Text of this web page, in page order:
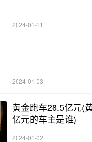
2024-01-11
2024-01-03
黄金跑车28.5亿元(
亿元的车主是谁)
2024-01-02